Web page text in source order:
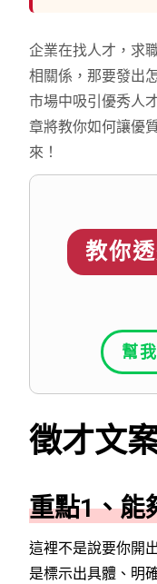
企業在找人才，求
相關係，那要發出
市場中吸引優秀人
章將教你如何讓優
來！
教你
幫
徵才文
重點1、能
這裡不是說要你開
是標示出具體、明